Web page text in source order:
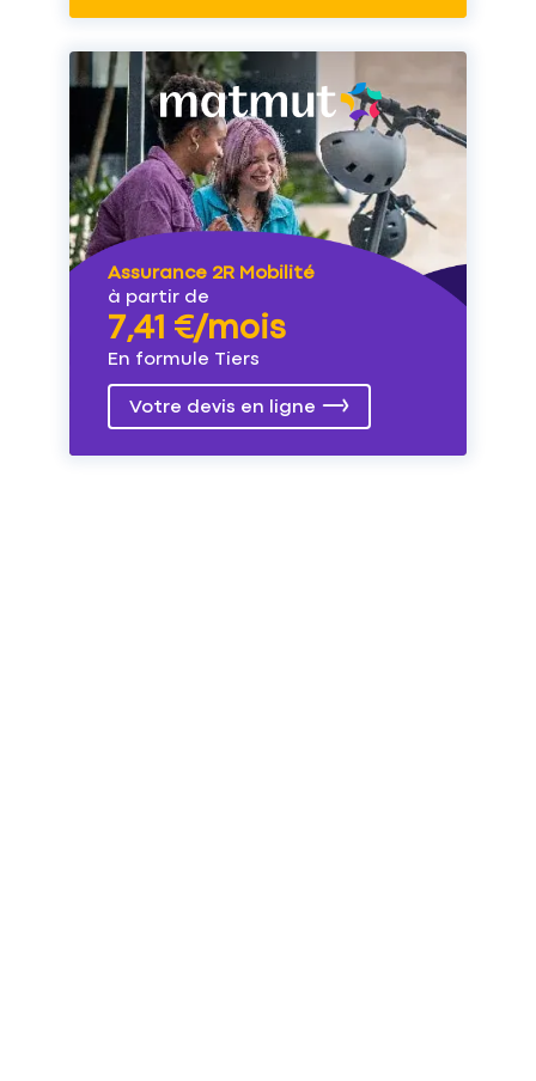
Assurance 2R Mobilité
à partir de
7,41 €/mois
En formule Tiers
Votre devis en ligne